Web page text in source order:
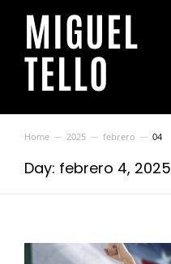
MIGUEL
TELLO
You are here:
Home 2025 febrero 04
Day: febrero 4, 2025